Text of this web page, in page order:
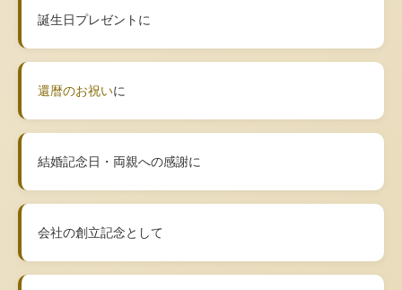
誕生日プレゼントに
還暦のお祝いに
結婚記念日・両親への感謝に
会社の創立記念として